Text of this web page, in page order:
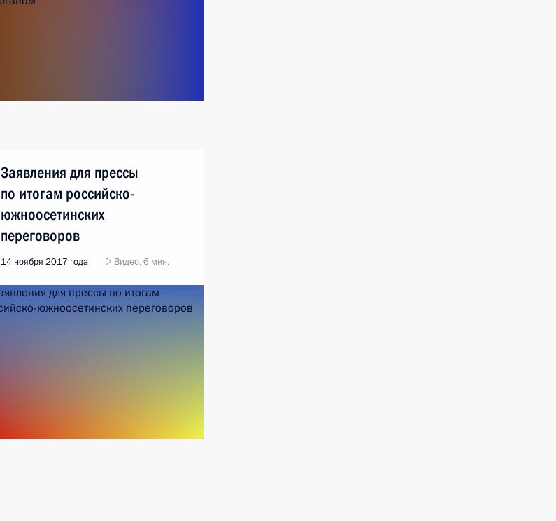
Заявления для прессы
по итогам российско-
южноосетинских
переговоров
14 ноября 2017 года Видео, 6 мин.